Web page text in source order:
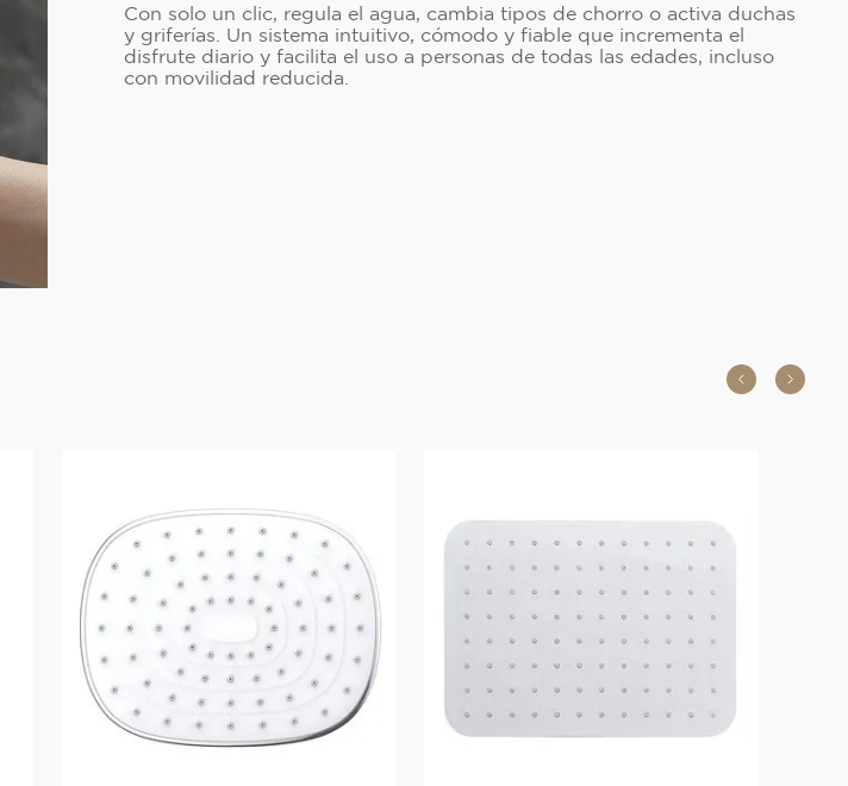
Con solo un clic, regula el agua, cambia tipos de chorro o activa duchas
y griferías. Un sistema intuitivo, cómodo y fiable que incrementa el
disfrute diario y facilita el uso a personas de todas las edades, incluso
con movilidad reducida.